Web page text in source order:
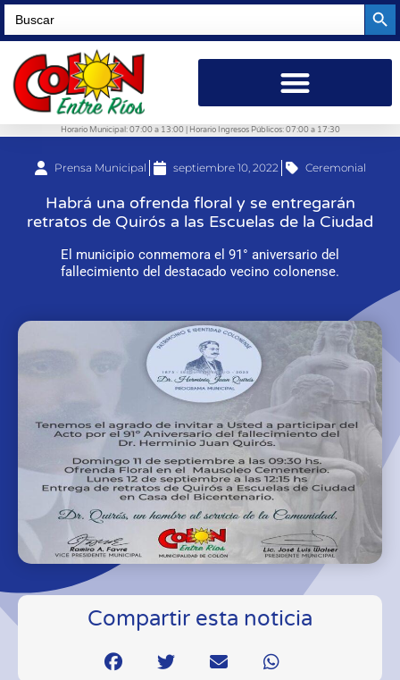
Search
for:
Horario Municipal: 07:00 a 13:00 | Horario Ingresos Públicos: 07:00 a 17:30
Prensa Municipal septiembre 10, 2022 Ceremonial
Habrá una ofrenda floral y se entregarán
retratos de Quirós a las Escuelas de la Ciudad
El municipio conmemora el 91° aniversario del
fallecimiento del destacado vecino colonense.
Compartir esta noticia